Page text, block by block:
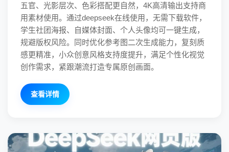
五官、光影层次、色彩搭配更自然，4K高清输出支持商
用素材使用。通过deepseek在线使用，无需下载软件，
学生社团海报、自媒体封面、个人头像均可一键生成，
规避版权风险。同时优化参考图二次生成能力，复刻质
感更精准，小众创意风格支持度提升，满足个性化视觉
创作需求，紧跟潮流打造专属原创画面。
查看详情